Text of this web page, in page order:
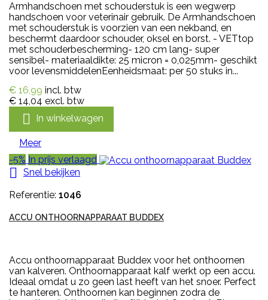
Armhandschoen met schouderstuk is een wegwerp
handschoen voor veterinair gebruik. De Armhandschoen
met schouderstuk is voorzien van een nekband, en
beschermt daardoor schouder, oksel en borst. - VETtop
met schouderbescherming- 120 cm lang- super
sensibel- materiaaldikte: 25 micron = 0,025mm- geschikt
voor levensmiddelenEenheidsmaat: per 50 stuks in...
€ 16,99 incl. btw
€ 14,04 excl. btw
 In winkelwagen
Meer
-5% In prijs verlaagd
 Snel bekijken
Referentie: 1046
ACCU ONTHOORNAPPARAAT BUDDEX
Accu onthoornapparaat Buddex voor het onthoornen
van kalveren. Onthoornapparaat kalf werkt op een accu.
Ideaal omdat u zo geen last heeft van het snoer. Perfect
te hanteren. Onthoornen kan beginnen zodra de